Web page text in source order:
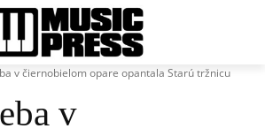
v čiernobielom opare opantala Starú tržnicu
v